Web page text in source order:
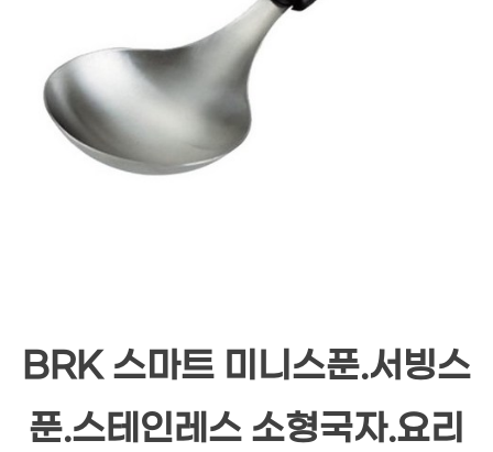
BRK 스마트 미니스푼.서빙스
푼.스테인레스 소형국자.요리